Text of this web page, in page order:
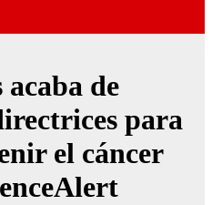
de
para
el cáncer